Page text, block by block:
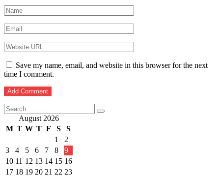
Save my name, email, and website in this browser for the next
time I comment.
August 2026
M T W T F S
S
1
2
3
4 5 6 7 8
9
10 11 12 13 14 15 16
17 18 19 20 21 22 23